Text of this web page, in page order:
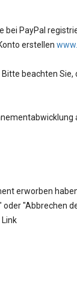
bei PayPal
erstellen
beachten Sie,
erworben
"Abbrechen